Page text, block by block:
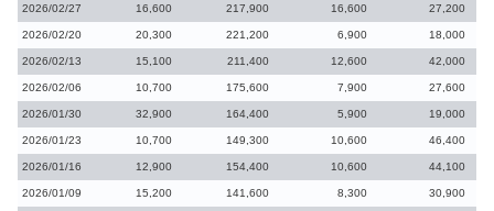
2026/02/27 16,600 217,900 16,600 27,200
2026/02/20 20,300 221,200 6,900 18,000
2026/02/13 15,100 211,400 12,600 42,000
2026/02/06 10,700 175,600 7,900 27,600
2026/01/30 32,900 164,400 5,900 19,000
2026/01/23 10,700 149,300 10,600 46,400
2026/01/16 12,900 154,400 10,600 44,100
2026/01/09 15,200 141,600 8,300 30,900